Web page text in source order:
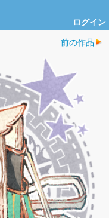
ログイン
前の作品